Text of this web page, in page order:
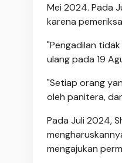
Mei 2024. Pada
karena
"Pengadilan
ulang pada 19
"Setiap orang
oleh panitera,
Pada Juli 2024,
mengajukan